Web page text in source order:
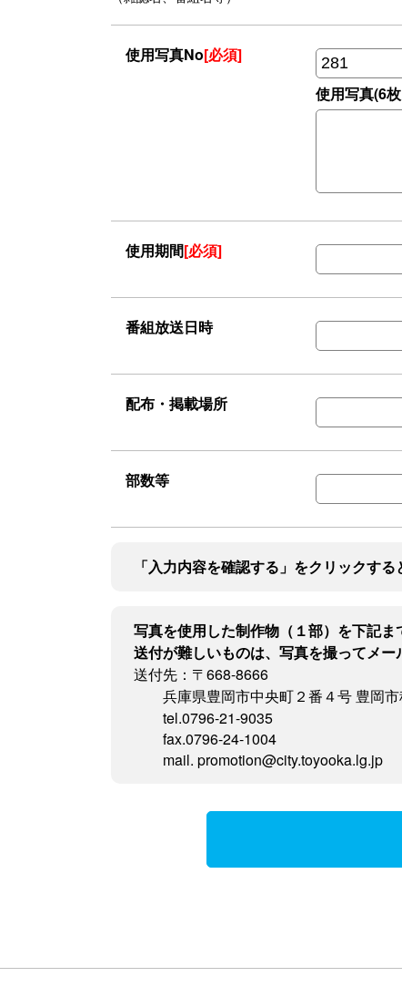
使用写真No[必須]
使用写真(6
使用期間[必須]
番組放送日時
配布・掲載場所
部数等
「入力内容を確認する」をクリックする
写真を使用した制作物（１部）を下記ま
送付が難しいものは、写真を撮ってメー
送付先：〒668-8666
兵庫県豊岡市中央町２番４号 豊岡市
tel.0796-21-9035
fax.0796-24-1004
mail. promotion@city.toyooka.lg.jp